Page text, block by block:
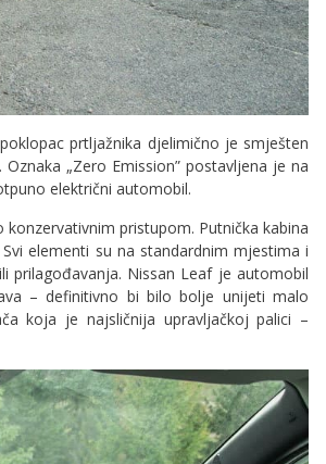
prtljažnika djelimično je smješten
„Zero Emission” postavljena je na
električni automobil.
pristupom. Putnička kabina
elementi su na standardnim mjestima i
prilagođavanja. Nissan Leaf je automobil
– definitivno bi bilo bolje unijeti malo
koja je najsličnija upravljačkoj palici –